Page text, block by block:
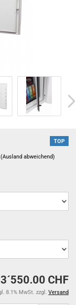
TOP
(Ausland abweichend)
3´550.00 CHF
8.1% MwSt. zzgl. Versand